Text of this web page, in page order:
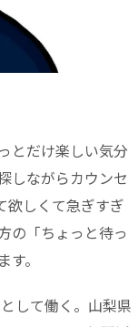
とだけ楽しい気分
しながらカウンセ
欲しくて急ぎすぎ
の「ちょっと待っ
。
して働く。山梨県